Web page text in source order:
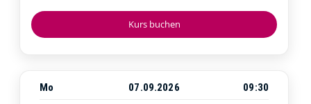
Kurs buchen
Mo 07.09.2026
09:30